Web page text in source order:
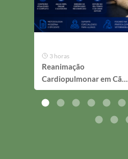
3 horas
Reanimação
Cardiopulmonar em Cães
e Gatos